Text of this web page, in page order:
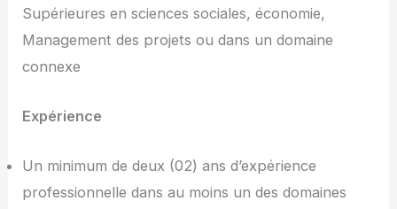
Supérieures en sciences sociales, économie,
Management des projets ou dans un domaine
connexe
Expérience
Un minimum de deux (02) ans d’expérience
professionnelle dans au moins un des domaines